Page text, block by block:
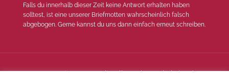
Falls du innerhalb dieser Zeit keine Antwort erhalten haben
solltest, ist eine unserer Briefmotten wahrscheinlich falsch
abgebogen. Gerne kannst du uns dann einfach erneut schreiben.